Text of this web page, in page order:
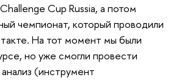
Cup Russia, а потом
чемпионат, который проводили
На тот момент мы были
но уже смогли провести
(инструмент